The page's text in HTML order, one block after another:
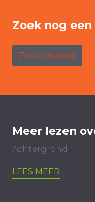
Zoek nog
Zoek product
Meer lezen
Achtergrond
LEES MEER